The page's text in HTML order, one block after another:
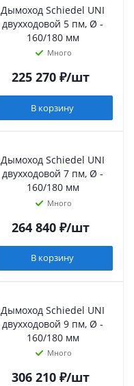
Дымоход Schiedel UNI
двухходовой 5 пм, Ø -
160/180 мм
Много
225 270₽/шт
В корзину
Дымоход Schiedel UNI
двухходовой 7 пм, Ø -
160/180 мм
Много
264 840₽/шт
В корзину
Дымоход Schiedel UNI
двухходовой 9 пм, Ø -
160/180 мм
Много
306 210₽/шт